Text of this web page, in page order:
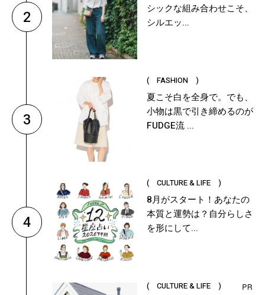
2
シックな組み合わせこそ、
シルエッ...
3
( FASHION )
夏こそ白を全身で。でも、
小物は黒で引き締めるのが
FUDGE流 ...
4
( CULTURE & LIFE )
8月がスタート！あなたの
本質と運勢は？自分らしさ
を形にして...
( CULTURE & LIFE )